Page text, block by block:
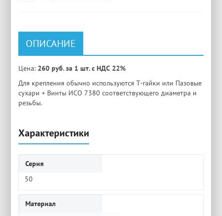
ОПИСАНИЕ
Цена: 260 руб. за 1 шт. с НДС 22%
Для крепления обычно используются Т-гайки или Пазовые
сухари + Винты ИСО 7380 соответствующего диаметра и
резьбы.
Характеристики
Серия
50
Материал